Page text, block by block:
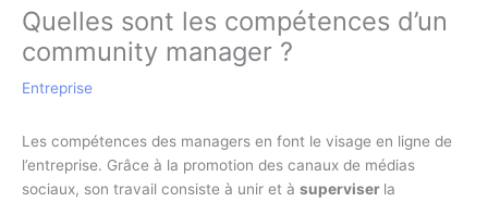
Quelles sont les compétences d’un
community manager ?
Entreprise
Les compétences des managers en font le visage en ligne de
l’entreprise. Grâce à la promotion des canaux de médias
sociaux, son travail consiste à unir et à superviser la